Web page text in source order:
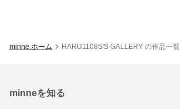
minne ホーム HARU1108S'S GALLERY の作品一覧
minneを知る